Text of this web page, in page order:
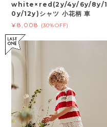
white×red(2y/4y/6y/8y/1
0y/12y)シャツ 小花柄 車
¥8,008
(30%OFF)